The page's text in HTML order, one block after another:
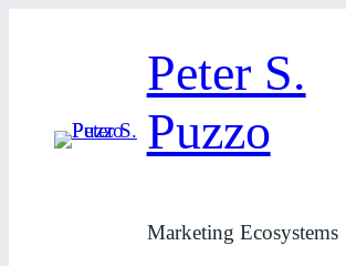
Peter S.
Puzzo
Marketing Ecosystems